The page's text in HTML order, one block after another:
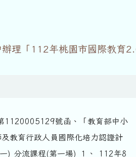
理「112年桃園市國際教育
1120005129號函、「教育部中小
教育行政人員國際化培力認證計
) 分流課程(第一場) １、 112年8